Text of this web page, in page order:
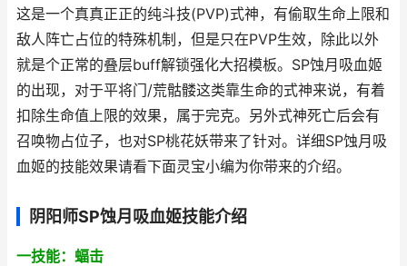
这是一个真真正正的纯斗技(PVP)式神，有偷取生命上限和
敌人阵亡占位的特殊机制，但是只在PVP生效，除此以外
就是个正常的叠层buff解锁强化大招模板。SP蚀月吸血姬
的出现，对于平将门/荒骷髅这类靠生命的式神来说，有着
扣除生命值上限的效果，属于完克。另外式神死亡后会有
召唤物占位子，也对SP桃花妖带来了针对。详细SP蚀月吸
血姬的技能效果请看下面灵宝小编为你带来的介绍。
阴阳师SP蚀月吸血姬技能介绍
一技能：蝠击